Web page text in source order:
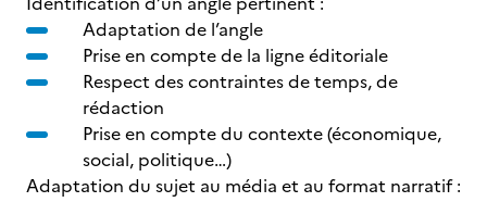
Adaptation de l’angle
Prise en compte de la ligne éditoriale
Respect des contraintes de temps, de
rédaction
Prise en compte du contexte (économique,
social, politique…)
Adaptation du sujet au média et au format narratif :